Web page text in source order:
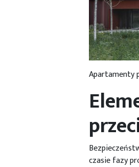
Apartamenty
czasie fazy